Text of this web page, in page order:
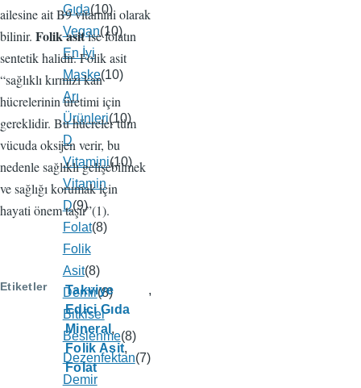
ailesine ait B9 vitamini olarak
bilinir. Folik asitise folatın
sentetik halidir. Folik asit
“sağlıklı kırmızı kan
hücrelerinin üretimi için
gereklidir. Bu hücreler tüm
vücuda oksijen verir, bu
nedenle sağlıklı gelişebilmek
ve sağlığı korumak için
hayati önem taşır”(1).
Etiketler
Takviye
Edici Gıda
Mineral
Folik Asit
Folat
Gıda(10)
Vegan(10)
En İyi
Maske(10)
Arı
Ürünleri(10)
D
Vitamini(10)
Vitamin
D(9)
Folat(8)
Folik
Asit(8)
Demir(8)
Bitkisel
Beslenme(8)
Dezenfektan(7)
Demir